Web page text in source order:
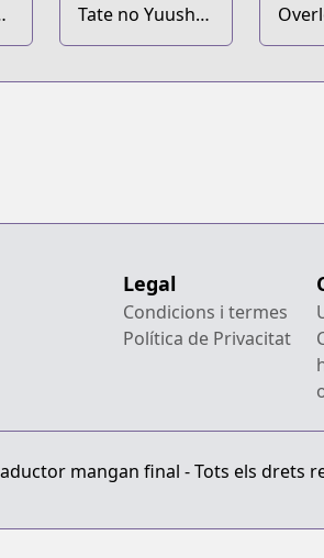
Tate no Yuusha
no Nariagari
Legal
Condicions i termes
Política de Privacitat
mangan final - Tots els drets